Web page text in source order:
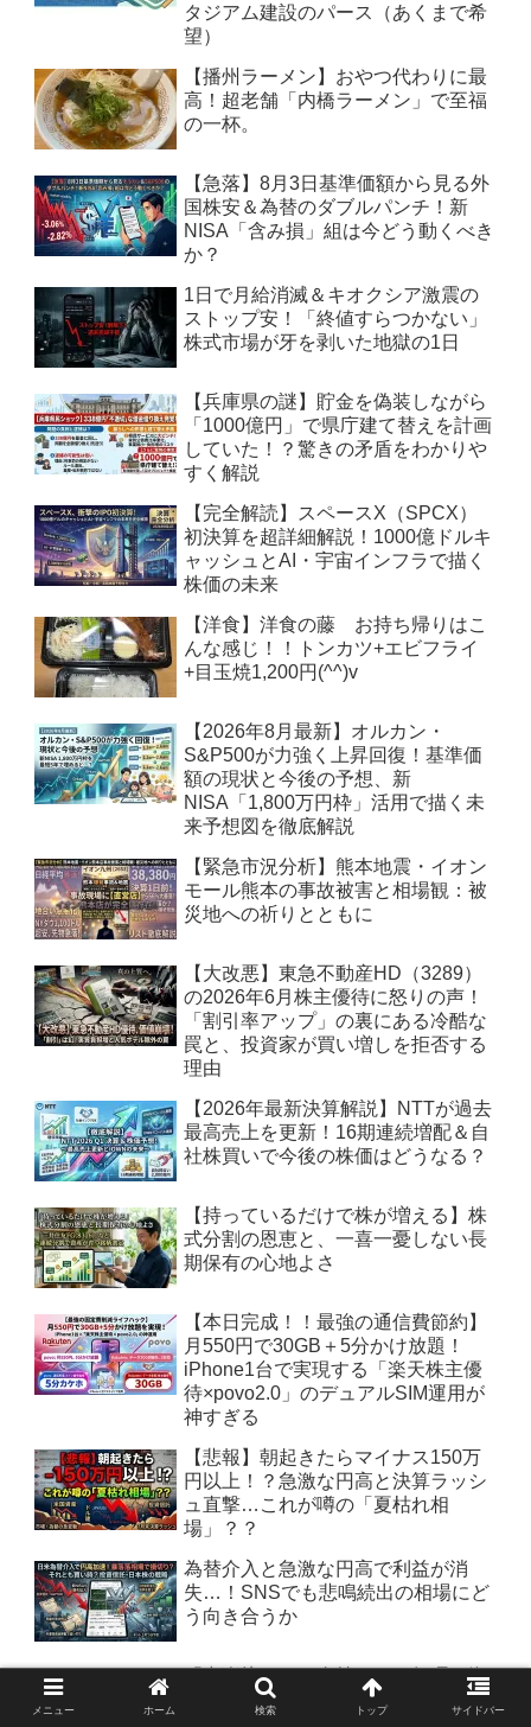
タジアム建設のパース（あくまで希
望）
【播州ラーメン】おやつ代わりに最
高！超老舗「内橋ラーメン」で至福
の一杯。
【急落】8月3日基準価額から見る外
国株安＆為替のダブルパンチ！新
NISA「含み損」組は今どう動くべき
か？
1日で月給消滅＆キオクシア激震の
ストップ安！「終値すらつかない」
株式市場が牙を剥いた地獄の1日
【兵庫県の謎】貯金を偽装しながら
「1000億円」で県庁建て替えを計画
していた！？驚きの矛盾をわかりや
すく解説
【完全解読】スペースX（SPCX）
初決算を超詳細解説！1000億ドルキ
ャッシュとAI・宇宙インフラで描く
株価の未来
【洋食】洋食の藤 お持ち帰りはこ
んな感じ！！トンカツ+エビフライ
+目玉焼1,200円(^^)v
【2026年8月最新】オルカン・
S&P500が力強く上昇回復！基準価
額の現状と今後の予想、新
NISA「1,800万円枠」活用で描く未
来予想図を徹底解説
【緊急市況分析】熊本地震・イオン
モール熊本の事故被害と相場観：被
災地への祈りとともに
【大改悪】東急不動産HD（3289）
の2026年6月株主優待に怒りの声！
「割引率アップ」の裏にある冷酷な
罠と、投資家が買い増しを拒否する
理由
【2026年最新決算解説】NTTが過去
最高売上を更新！16期連続増配＆自
社株買いで今後の株価はどうなる？
【持っているだけで株が増える】株
式分割の恩恵と、一喜一憂しない長
期保有の心地よさ
【本日完成！！最強の通信費節約】
月550円で30GB＋5分かけ放題！
iPhone1台で実現する「楽天株主優
待×povo2.0」のデュアルSIM運用が
神すぎる
【悲報】朝起きたらマイナス150万
円以上！？急激な円高と決算ラッシ
ュ直撃…これが噂の「夏枯れ相
場」？？
為替介入と急激な円高で利益が消
失…！SNSでも悲鳴続出の相場にど
う向き合うか
「中楽坊」はお金持ちしか無理？資
産家が選ぶ「さらに上」の超高級施
メニュー ホーム 検索 トップ サイドバー